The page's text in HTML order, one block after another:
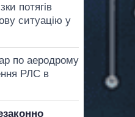
потягів
ситуацію у
по аеродрому
РЛС в